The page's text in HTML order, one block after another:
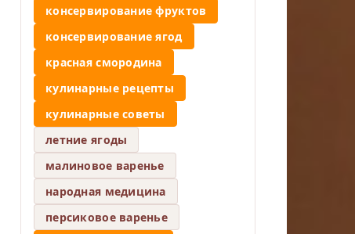
консервирование фруктов
консервирование ягод
красная смородина
кулинарные рецепты
кулинарные советы
летние ягоды
малиновое варенье
народная медицина
персиковое варенье